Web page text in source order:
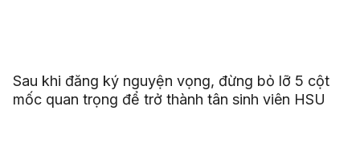
Sau khi đăng ký nguyện vọng, đừng bỏ lỡ 5 cột
mốc quan trọng để trở thành tân sinh viên HSU